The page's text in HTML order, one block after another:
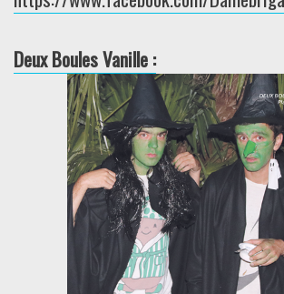
Deux Boules Vanille :